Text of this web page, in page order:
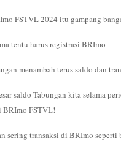
FSTVL 2024 itu gampang
tentu harus registrasi BRImo
menambah terus saldo dan
saldo Tabungan kita selama
BRImo FSTVL!
sering transaksi di BRImo